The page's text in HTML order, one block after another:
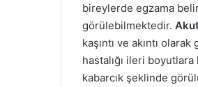
bireylerde egzama
görülebilmektedir.
kaşıntı ve akıntı
hastalığı ileri
kabarcık şeklinde